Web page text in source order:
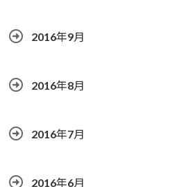
2016年9月
2016年8月
2016年7月
2016年6月